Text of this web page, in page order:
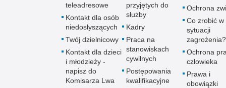
teleadresowe
Kontakt dla osób
niedosłyszących
Twój dzielnicowy
Kontakt dla dzieci
i młodzieży -
napisz do
Komisarza Lwa
przyjętych do
służby
Kadry
Praca na
stanowiskach
cywilnych
Postępowania
kwalifikacyjne
Ochrona
Co zrobić w
sytuacji
zagrożenia?
Ochrona
człowieka
Prawa i
obowiązki